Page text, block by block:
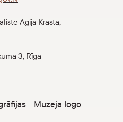
Agija Krasta,
3, Rīgā
Muzeja logo